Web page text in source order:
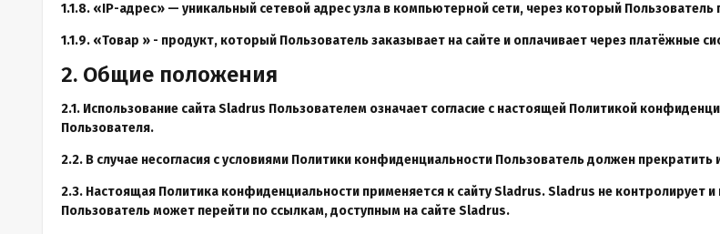
1.1.8. «IP-адрес» — уникальный сетевой адрес узла в компьютерной сети, через который Пользователь
1.1.9. «Товар » - продукт, который Пользователь заказывает на сайте и оплачивает через платёжные
2. Общие положения
2.1. Использование сайта Sladrus Пользователем означает согласие с настоящей Политикой
Пользователя.
2.2. В случае несогласия с условиями Политики конфиденциальности Пользователь должен прекратить
2.3. Настоящая Политика конфиденциальности применяется к сайту Sladrus. Sladrus не контролирует
Пользователь может перейти по ссылкам, доступным на сайте Sladrus.